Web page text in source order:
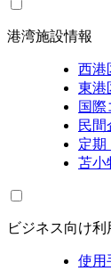
港湾施設情報
西港
東港
国際
民間
定期
苫小
ビジネス向け利
使用